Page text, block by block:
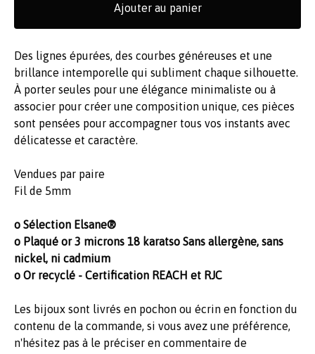
Ajouter au panier
Des lignes épurées, des courbes généreuses et une
brillance intemporelle qui subliment chaque silhouette.
À porter seules pour une élégance minimaliste ou à
associer pour créer une composition unique, ces pièces
sont pensées pour accompagner tous vos instants avec
délicatesse et caractère.
Vendues par paire
Fil de 5mm
o Sélection Elsane®
o Plaqué or 3 microns 18 karatso Sans allergène, sans
nickel, ni cadmium
o Or recyclé - Certification REACH et RJC
Les bijoux sont livrés en pochon ou écrin en fonction du
contenu de la commande, si vous avez une préférence,
n'hésitez pas à le préciser en commentaire de